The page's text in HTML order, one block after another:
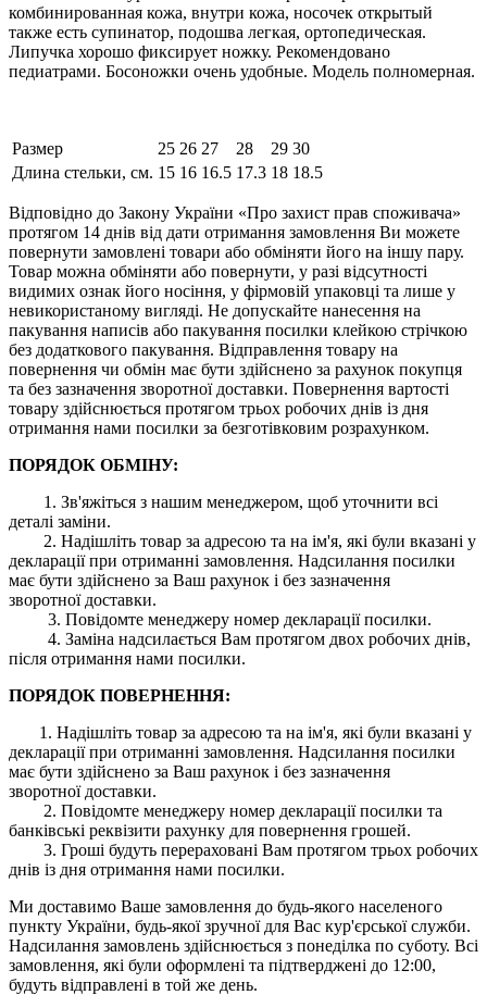
комбинированная кожа, внутри кожа, носочек открытый
также есть супинатор, подошва легкая, ортопедическая.
Липучка хорошо фиксирует ножку. Рекомендовано
педиатрами. Босоножки очень удобные. Модель полномерная.
Размер 25 26 27 28 29 30
Длина стельки, см. 15 16 16.5 17.3 18 18.5
Відповідно до Закону України «Про захист прав споживача»
протягом 14 днів від дати отримання замовлення Ви можете
повернути замовлені товари або обміняти його на іншу пару.
Товар можна обміняти або повернути, у разі відсутності
видимих ​​ознак його носіння, у фірмовій упаковці та лише у
невикористаному вигляді. Не допускайте нанесення на
пакування написів або пакування посилки клейкою стрічкою
без додаткового пакування. Відправлення товару на
повернення чи обмін має бути здійснено за рахунок покупця
та без зазначення зворотної доставки. Повернення вартості
товару здійснюється протягом трьох робочих днів із дня
отримання нами посилки за безготівковим розрахунком.
ПОРЯДОК ОБМІНУ:
1. Зв'яжіться з нашим менеджером, щоб уточнити всі
деталі заміни.
2. Надішліть товар за адресою та на ім'я, які були вказані у
декларації при отриманні замовлення. Надсилання посилки
має бути здійснено за Ваш рахунок і без зазначення
зворотної доставки.
3. Повідомте менеджеру номер декларації посилки.
4. Заміна надсилається Вам протягом двох робочих днів,
після отримання нами посилки.
ПОРЯДОК ПОВЕРНЕННЯ:
1. Надішліть товар за адресою та на ім'я, які були вказані у
декларації при отриманні замовлення. Надсилання посилки
має бути здійснено за Ваш рахунок і без зазначення
зворотної доставки.
2. Повідомте менеджеру номер декларації посилки та
банківські реквізити рахунку для повернення грошей.
3. Гроші будуть перераховані Вам протягом трьох робочих
днів із дня отримання нами посилки.
Ми доставимо Ваше замовлення до будь-якого населеного
пункту України, будь-якої зручної для Вас кур'єрської служби.
Надсилання замовлень здійснюється з понеділка по суботу. Всі
замовлення, які були оформлені та підтверджені до 12:00,
будуть відправлені в той же день.